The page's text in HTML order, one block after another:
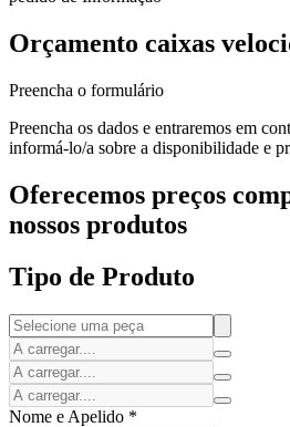
Orçamento caixas
Preencha o formulário
Preencha os dados e entraremos em
informá-lo/a sobre a disponibilidade e
Oferecemos preços
nossos produtos
Tipo de Produto
Nome e Apelido *